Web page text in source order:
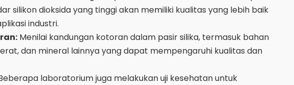
silikon dioksida yang tinggi akan memiliki kualitas yang lebih baik
industri.
Menilai kandungan kotoran dalam pasir silika, termasuk bahan
dan mineral lainnya yang dapat mempengaruhi kualitas dan
laboratorium juga melakukan uji kesehatan untuk